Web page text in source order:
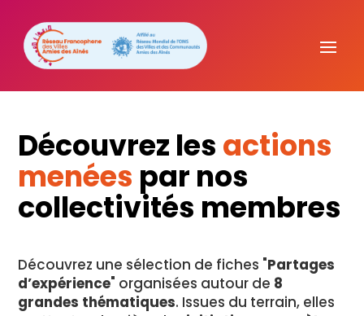
Découvrez les actions
menées par nos
collectivités membres
Découvrez une sélection de fiches "Partages
d’expérience" organisées autour de 8
grandes thématiques. Issues du terrain, elles